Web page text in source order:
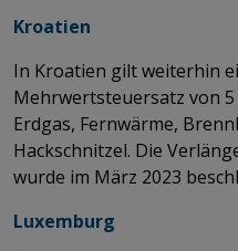
Kroatien
In Kroatien gilt weiterhin
Mehrwertsteuersatz von
Erdgas, Fernwärme,
Hackschnitzel. Die
wurde im März 2023
Luxemburg